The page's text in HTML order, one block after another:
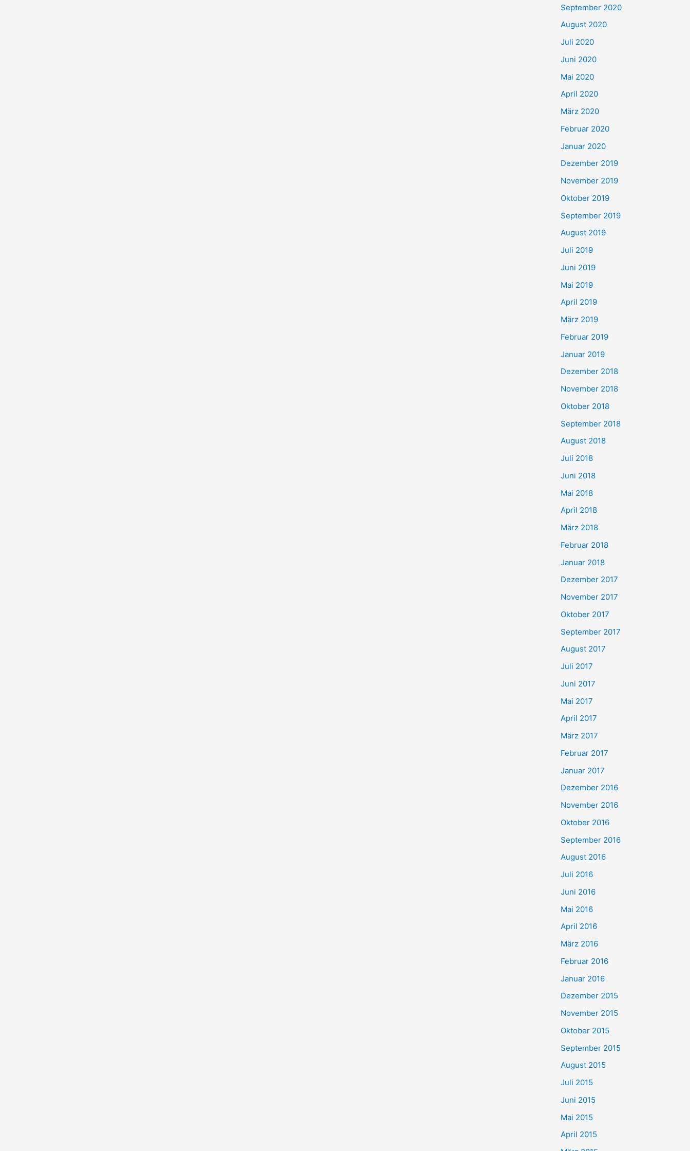
September 2020
August 2020
Juli 2020
Juni 2020
Mai 2020
April 2020
März 2020
Februar 2020
Januar 2020
Dezember 2019
November 2019
Oktober 2019
September 2019
August 2019
Juli 2019
Juni 2019
Mai 2019
April 2019
März 2019
Februar 2019
Januar 2019
Dezember 2018
November 2018
Oktober 2018
September 2018
August 2018
Juli 2018
Juni 2018
Mai 2018
April 2018
März 2018
Februar 2018
Januar 2018
Dezember 2017
November 2017
Oktober 2017
September 2017
August 2017
Juli 2017
Juni 2017
Mai 2017
April 2017
März 2017
Februar 2017
Januar 2017
Dezember 2016
November 2016
Oktober 2016
September 2016
August 2016
Juli 2016
Juni 2016
Mai 2016
April 2016
März 2016
Februar 2016
Januar 2016
Dezember 2015
November 2015
Oktober 2015
September 2015
August 2015
Juli 2015
Juni 2015
Mai 2015
April 2015